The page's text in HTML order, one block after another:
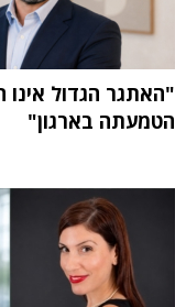
הטמעתה בארגון"